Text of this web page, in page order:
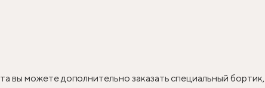
вы можете дополнительно заказать специальный бортик,